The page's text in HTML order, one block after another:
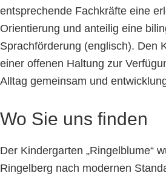
entsprechende Fachkräfte eine
Orientierung und anteilig eine
Sprachförderung (englisch). Den
einer offenen Haltung zur
Alltag gemeinsam und
Wo Sie uns finden
Der Kindergarten „Ringelblume“
Ringelberg nach modernen